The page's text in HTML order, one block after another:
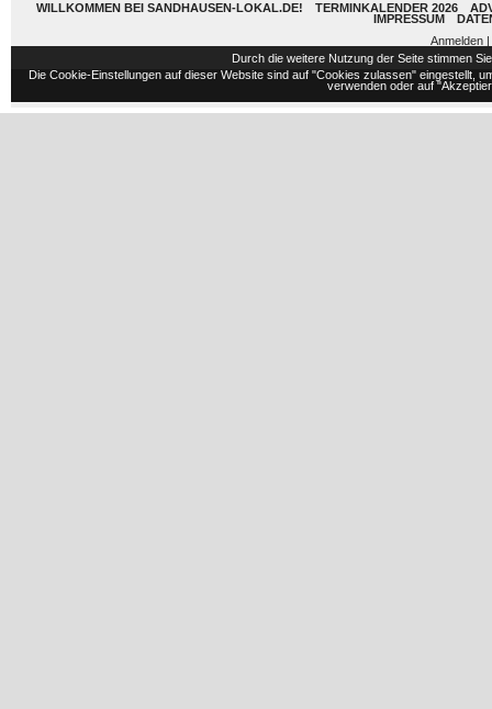
WILLKOMMEN BEI SANDHAUSEN-LOKAL.DE! TERMINKALENDER 2026
IMPRESSUM
Anmelden
Durch die weitere Nutzung der Seite stimmen
Die Cookie-Einstellungen auf dieser Website sind auf "Cookies zulassen" eingestellt,
verwenden oder auf